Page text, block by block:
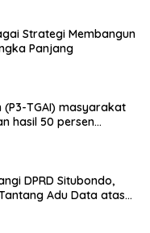
Strategi Membangun
Panjang
TGAI) masyarakat
hasil 50 persen
DPRD Situbondo,
Adu Data atas